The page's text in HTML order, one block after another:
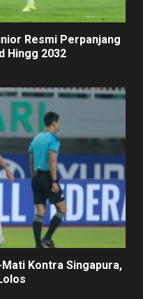
Resmi Perpanjang
Hingg 2032
Mati Kontra Singapura,